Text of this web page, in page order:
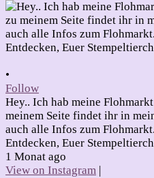
•
Follow
Hey.. Ich hab meine
meinem Seite findet ihr in
auch alle Infos zum
Entdecken, Euer
1 Monat ago
View on Instagram |